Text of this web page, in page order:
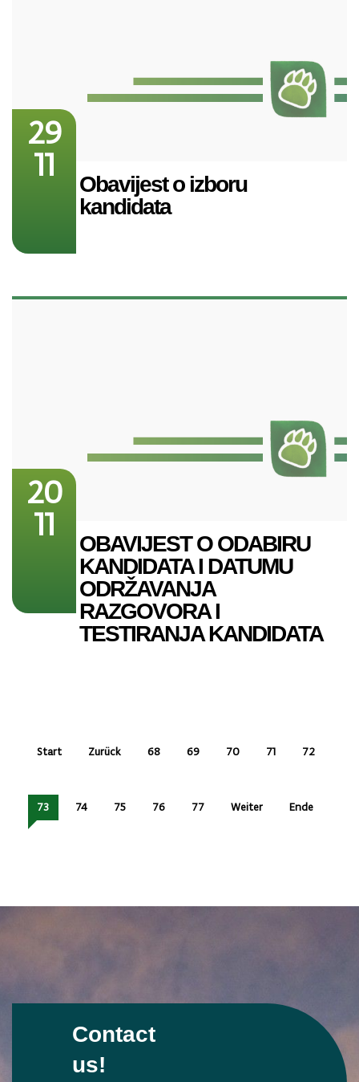
29
11
Obavijest o izboru
kandidata
20
11
OBAVIJEST O ODABIRU
KANDIDATA I DATUMU
ODRŽAVANJA
RAZGOVORA I
TESTIRANJA KANDIDATA
Start Zurück 68 69 70 71 72
73 74 75 76 77 Weiter Ende
Contact
us!